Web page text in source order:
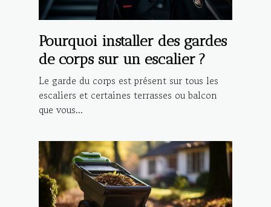
Pourquoi installer des gardes
de corps sur un escalier ?
Le garde du corps est présent sur tous les
escaliers et certaines terrasses ou balcon
que vous...